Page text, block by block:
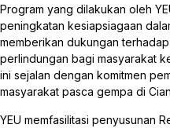
Program yang dilakukan oleh
peningkatan kesiapsiagaan
memberikan dukungan
perlindungan bagi masyarakat
ini sejalan dengan komitmen
masyarakat pasca gempa di
YEU memfasilitasi penyusunan